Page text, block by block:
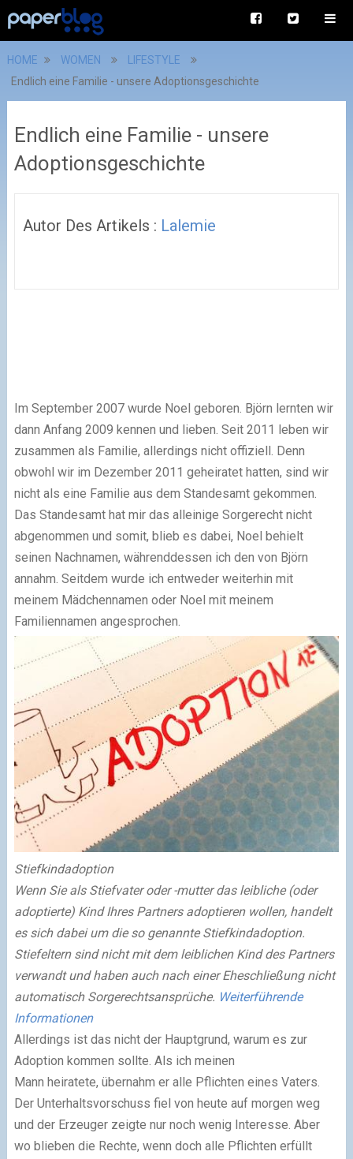
HOME WOMEN
LIFESTYLE
Endlich eine Familie - unsere Adoptionsgeschichte
Endlich eine Familie - unsere
Adoptionsgeschichte
Autor Des Artikels : Lalemie
Im September 2007 wurde Noel geboren. Björn lernten wir
dann Anfang 2009 kennen und lieben. Seit 2011 leben wir
zusammen als Familie, allerdings nicht offiziell. Denn
obwohl wir im Dezember 2011 geheiratet hatten, sind wir
nicht als eine Familie aus dem Standesamt gekommen.
Das Standesamt hat mir das alleinige Sorgerecht nicht
abgenommen und somit, blieb es dabei, Noel behielt
seinen Nachnamen, währenddessen ich den von Björn
annahm. Seitdem wurde ich entweder weiterhin mit
meinem Mädchennamen oder Noel mit meinem
Familiennamen angesprochen.
Stiefkindadoption
Wenn Sie als Stiefvater oder -mutter das leibliche (oder
adoptierte) Kind Ihres Partners adoptieren wollen, handelt
es sich dabei um die so genannte Stiefkindadoption.
Stiefeltern sind nicht mit dem leiblichen Kind des Partners
verwandt und haben auch nach einer Eheschließung nicht
automatisch Sorgerechtsansprüche. Weiterführende
Informationen
Allerdings ist das nicht der Hauptgrund, warum es zur
Adoption kommen sollte. Als ich meinen
Mann heiratete, übernahm er alle Pflichten eines Vaters.
Der Unterhaltsvorschuss fiel von heute auf morgen weg
und der Erzeuger zeigte nur noch wenig Interesse. Aber
wo blieben die Rechte, wenn doch alle Pflichten erfüllt